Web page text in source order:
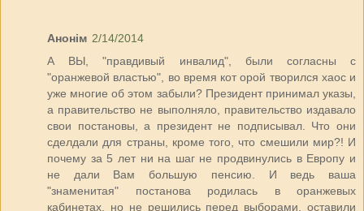
Анонім 2/14/2014
А ВЫ, "правдивый инвалид", были согласны с
"оранжевой властью", во время кот орой творился хаос и
уже многие об этом забыли? Президент принимал указы,
а правительство не выполняло, правительство издавало
свои постановы, а президент не подписывал. Что они
сделдали для страны, кроме того, что смешили мир?! И
почему за 5 лет ни на шаг не продвинулись в Европу и
не дали Вам большую пенсию. И ведь ваша
"знаменитая" постанова родилась в оранжевых
кабинетах, но не решились перед выборами, оставили